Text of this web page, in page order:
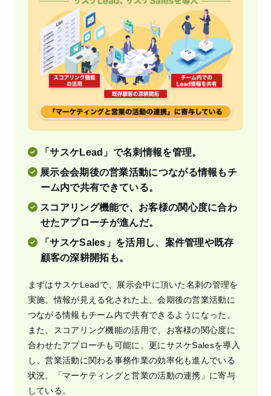
「サスケLead」で名刺情報を管理。
展示会会期後の営業活動につながる情報もチ
ーム内で共有できている。
スコアリング機能で、お客様の関心度に合わ
せたアプローチが進んだ。
「サスケSales」を活用し、案件管理や既存
顧客の深耕開拓も。
まずはサスケLeadで、展示会中に頂いた名刺の管理を
実施。情報が見える化された上、会期後の営業活動に
つながる情報もチーム内で共有できるようになった。
また、スコアリング機能の活用で、お客様の関心度に
合わせたアプローチも可能に。更にサスケSalesを導入
し、営業活動に関わる事務作業の効率化も進んでいる
状況。「マーケティングと営業の活動の連携」に寄与
している。